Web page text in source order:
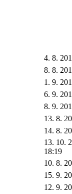
4. 8.
8. 8.
1. 9.
6. 9.
8. 9.
13. 8.
14. 8.
13. 10.
18:19
10. 8.
15. 9.
12. 9.